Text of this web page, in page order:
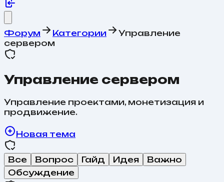
Форум Категории
Управление
сервером
Управление сервером
Управление проектами, монетизация и
продвижение.
Новая тема
Все Вопрос Гайд Идея
Важно
Обсуждение